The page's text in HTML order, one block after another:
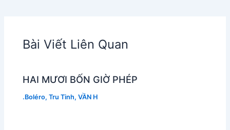
Bài Viết Liên Quan
HAI MƯƠI BỐN GIỜ PHÉP
.Boléro,Tru Tinh,VẦN H